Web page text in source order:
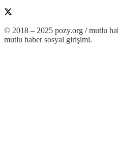
© 2018 – 2025 pozy.org / mutlu
mutlu haber sosyal girişimi.